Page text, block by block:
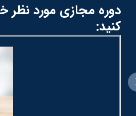
دوره مجازی مورد نظر
کنید: